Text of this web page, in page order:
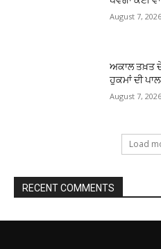
August 7, 2026
ਅਕਾਲ ਤਖ਼ਤ
ਹੁਕਮਾਂ ਦੀ
August 7, 2026
Load
RECENT COMMENTS